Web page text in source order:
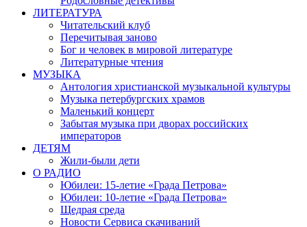
ЛИТЕРАТУРА
Читательский клуб
Перечитывая заново
Бог и человек в мировой литературе
Литературные чтения
МУЗЫКА
Антология христианской музыкальной культуры
Музыка петербургских храмов
Маленький концерт
Забытая музыка при дворах российских
императоров
ДЕТЯМ
Жили-были дети
О РАДИО
Юбилеи: 15-летие «Града Петрова»
Юбилеи: 10-летие «Града Петрова»
Щедрая среда
Новости Сервиса скачиваний